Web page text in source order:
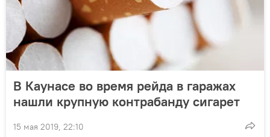
В Каунасе во время рейда в гаражах
нашли крупную контрабанду сигарет
15 мая 2019, 22:10